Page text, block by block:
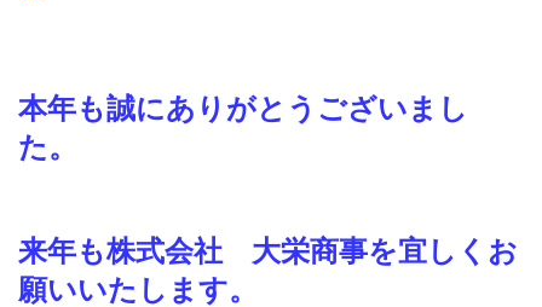
本年も誠にありがとうございまし
た。
来年も株式会社 大栄商事を宜しくお
願いいたします。